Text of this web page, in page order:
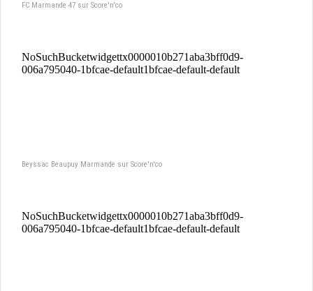
FC Marmande 47 sur Score'n'co
Beyssac Beaupuy Marmande sur Score'n'co